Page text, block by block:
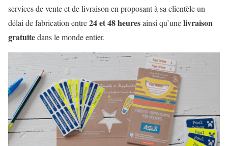
services de vente et de livraison en proposant à sa clientèle un
délai de fabrication entre24 et 48 heuresainsi qu’unelivraison
gratuitedans le monde entier.